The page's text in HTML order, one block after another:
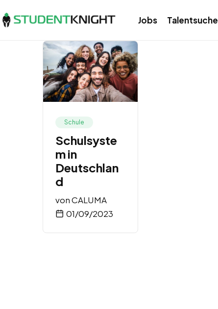
Jobs Talentsuche
Schule
Schulsyste
m in
Deutschlan
d
vonCALUMA
01/09/2023